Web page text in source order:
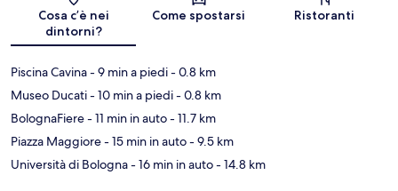
Cosa c’è nei
dintorni?
Come spostarsi Ristoranti
Piscina Cavina- 9 min a piedi- 0.8 km
Museo Ducati- 10 min a piedi- 0.8 km
BolognaFiere- 11 min in auto- 11.7 km
Piazza Maggiore- 15 min in auto- 9.5 km
Università di Bologna- 16 min in auto- 14.8 km